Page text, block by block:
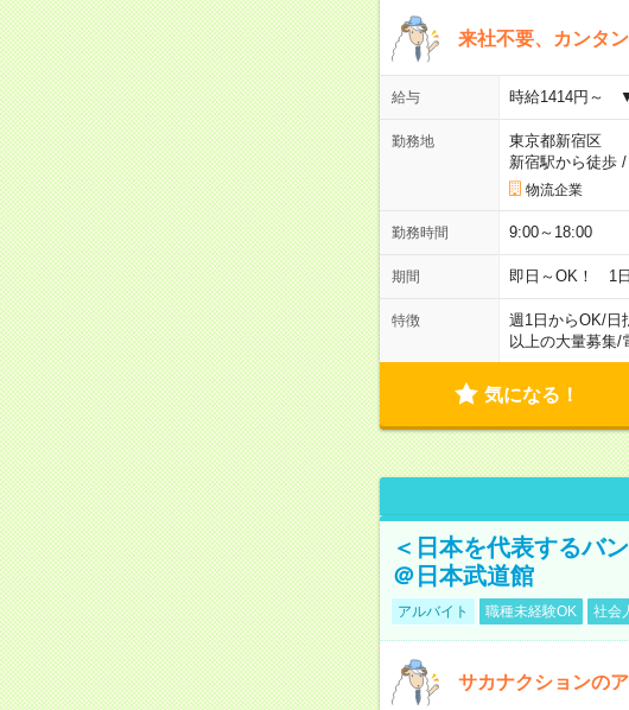
来社不要、カンタ
給与 時給1414円～
勤務地
東京都新宿区
新宿駅から徒歩/
物流企業
勤務時間 9:00～18:00
期間 即日～OK！ 1日
特徴 週1日からOK/日
以上の大量募集/
気になる！
＜日本を代表するバ
＠日本武道館
アルバイト 職種未経験OK 社会
サカナクションの